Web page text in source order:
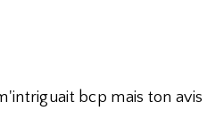
bcp mais ton